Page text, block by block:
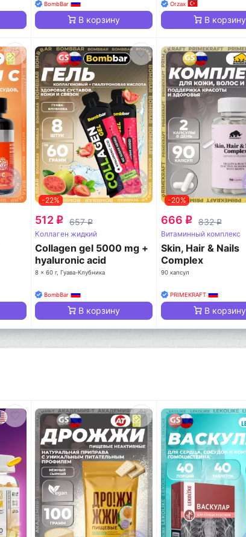
BombBar
В корзину
Orzax
В корзину
-22%
512 q 657q
Коллаген жидкий
Collagen gel 5000 mg +
hyaluronic acid
8 x 60 г, Гуава-Клубника
BombBar
В корзину
-20%
666 q 832q
Витаминный комплекс
Skin, Нair & Nails
Complex
90 капсул
PRIMEKRAFT
В корзину